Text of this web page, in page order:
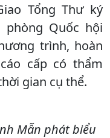
Tổng Thư ký
phòng Quốc hội
trình, hoàn
cấp có thẩm
gian cụ thể.
Mẫn phát biểu